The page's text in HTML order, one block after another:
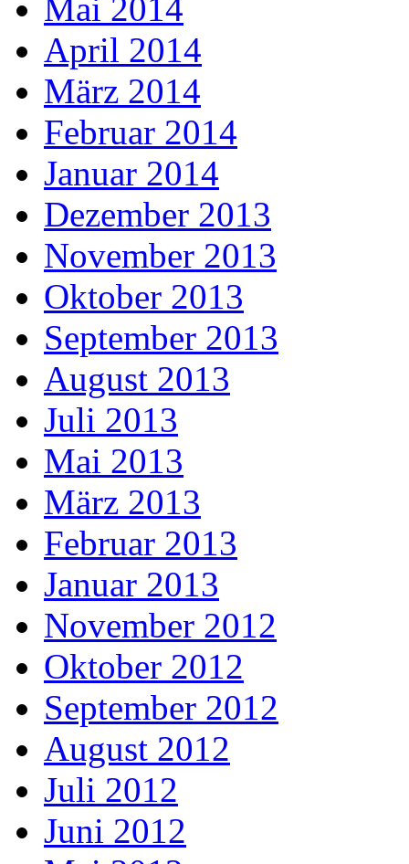
Mai 2014
April 2014
März 2014
Februar 2014
Januar 2014
Dezember 2013
November 2013
Oktober 2013
September 2013
August 2013
Juli 2013
Mai 2013
März 2013
Februar 2013
Januar 2013
November 2012
Oktober 2012
September 2012
August 2012
Juli 2012
Juni 2012